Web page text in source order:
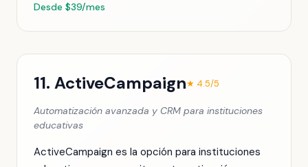
Desde $39/mes
11. ActiveCampaign★ 4.5/5
Automatización avanzada y CRM para instituciones
educativas
ActiveCampaign es la opción para instituciones